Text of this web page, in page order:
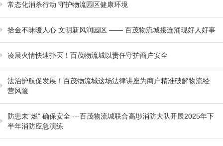
常态化消杀行动 守护物流园区健康环境
拾金不昧暖人心 文明新风润园区 —— 百茂物流城接连涌现好人好事
凌晨火情快速扑灭！百茂物流城以责任守护商户安全
法治护航促发展！百茂物流城这场法律讲座为商户精准破解物流经
营风险
防患未“燃” 确保安全 ---百茂物流城联合高埗消防大队开展2025年下
半年消防应急演练